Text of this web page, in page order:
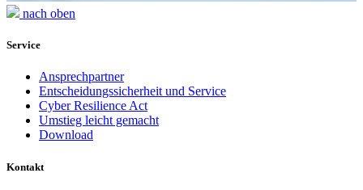
nach oben
Service
Ansprechpartner
Entscheidungssicherheit und Service
Cyber Resilience Act
Umstieg leicht gemacht
Download
Kontakt